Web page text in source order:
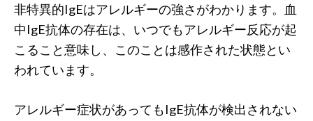
非特異的IgEはアレルギーの強さがわかります。血
中IgE抗体の存在は、いつでもアレルギー反応が起
こること意味し、このことは感作された状態とい
われています。
アレルギー症状があってもIgE抗体が検出されない